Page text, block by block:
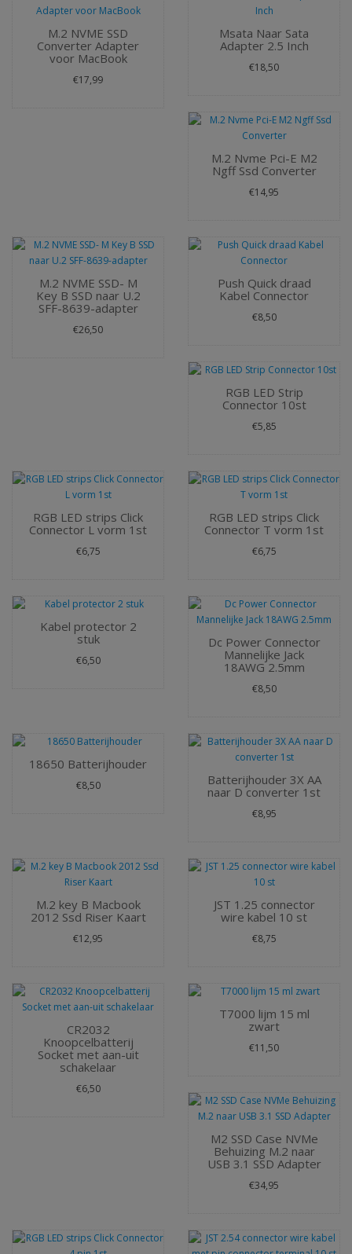
M.2 NVME SSD
Converter Adapter
voor MacBook
€17,99
Msata Naar Sata
Adapter 2.5 Inch
€18,50
M.2 Nvme Pci-E M2
Ngff Ssd Converter
€14,95
M.2 NVME SSD- M
Key B SSD naar U.2
SFF-8639-adapter
€26,50
Push Quick draad
Kabel Connector
€8,50
RGB LED Strip
Connector 10st
€5,85
RGB LED strips Click
Connector L vorm 1st
€6,75
RGB LED strips Click
Connector T vorm 1st
€6,75
Kabel protector 2
stuk
€6,50
Dc Power Connector
Mannelijke Jack
18AWG 2.5mm
€8,50
18650 Batterijhouder
€8,50
Batterijhouder 3X AA
naar D converter 1st
€8,95
M.2 key B Macbook
2012 Ssd Riser Kaart
€12,95
JST 1.25 connector
wire kabel 10 st
€8,75
CR2032
Knoopcelbatterij
Socket met aan-uit
schakelaar
€6,50
T7000 lijm 15 ml
zwart
€11,50
M2 SSD Case NVMe
Behuizing M.2 naar
USB 3.1 SSD Adapter
€34,95